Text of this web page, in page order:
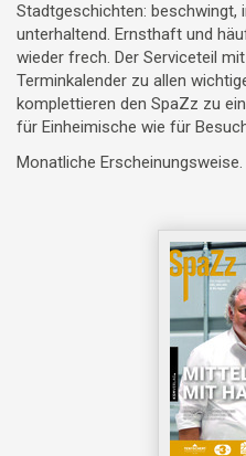
Stadtgeschichten: beschwingt,
unterhaltend. Ernsthaft und
wieder frech. Der Serviceteil
Terminkalender zu allen
komplettieren den SpaZz zu
für Einheimische wie für
Monatliche Erscheinungsweise.